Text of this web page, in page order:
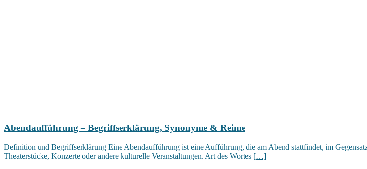
Abendaufführung – Begriffserklärung, Synonyme & Reime
Definition und Begriffserklärung Eine Abendaufführung ist eine Aufführung, die am Abend stattfindet, im
Theaterstücke, Konzerte oder andere kulturelle Veranstaltungen. Art des Wortes […]